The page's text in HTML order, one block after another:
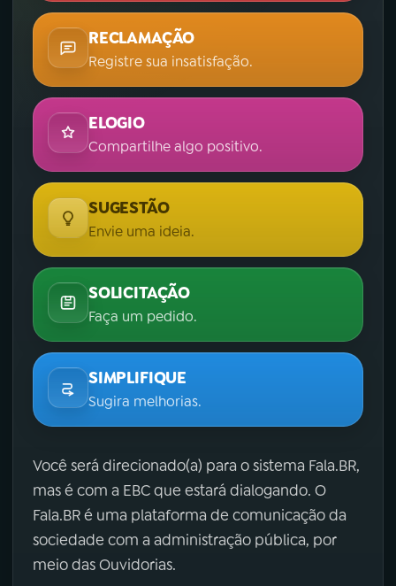
RECLAMAÇÃO
Registre sua insatisfação.
ELOGIO
Compartilhe algo positivo.
SUGESTÃO
Envie uma ideia.
SOLICITAÇÃO
Faça um pedido.
SIMPLIFIQUE
Sugira melhorias.
Você será direcionado(a) para o sistema Fala.BR,
mas é com a EBC que estará dialogando. O
Fala.BR é uma plataforma de comunicação da
sociedade com a administração pública, por
meio das Ouvidorias.